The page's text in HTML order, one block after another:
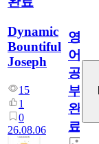
Dynamic
Bountiful
Joseph
15
1
0
26.08.06
영
어
공
부
완
료